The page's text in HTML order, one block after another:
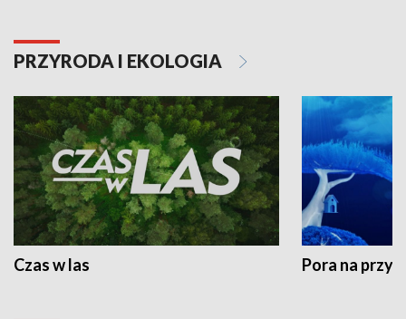
PRZYRODA I EKOLOGIA
Czas w las Pora na